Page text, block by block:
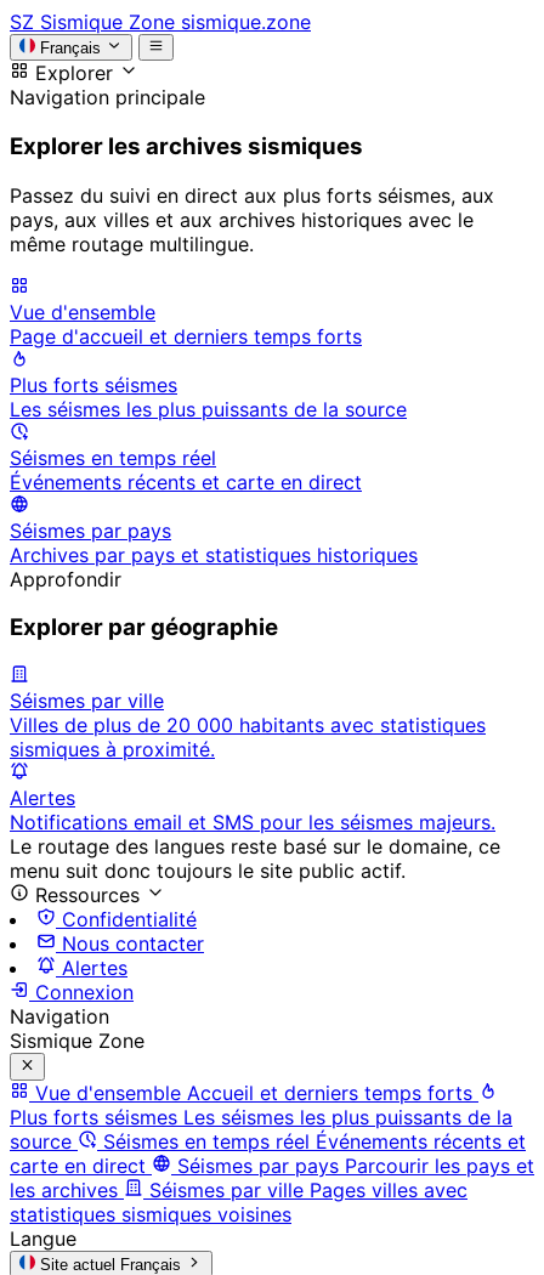
SZ Sismique Zone sismique.zone
Français
Explorer
Navigation principale
Explorer les archives sismiques
Passez du suivi en direct aux plus forts séismes, aux
pays, aux villes et aux archives historiques avec le
même routage multilingue.
Vue d'ensemble
Page d'accueil et derniers temps forts
Plus forts séismes
Les séismes les plus puissants de la source
Séismes en temps réel
Événements récents et carte en direct
Séismes par pays
Archives par pays et statistiques historiques
Approfondir
Explorer par géographie
Séismes par ville
Villes de plus de 20 000 habitants avec statistiques
sismiques à proximité.
Alertes
Notifications email et SMS pour les séismes majeurs.
Le routage des langues reste basé sur le domaine, ce
menu suit donc toujours le site public actif.
Ressources
Confidentialité
Nous contacter
Alertes
Connexion
Navigation
Sismique Zone
Vue d'ensemble Accueil et derniers temps forts
Plus forts séismes Les séismes les plus puissants de la
source
Séismes en temps réel Événements récents et
carte en direct
Séismes par pays Parcourir les pays et
les archives
Séismes par ville Pages villes avec
statistiques sismiques voisines
Langue
Site actuel Français